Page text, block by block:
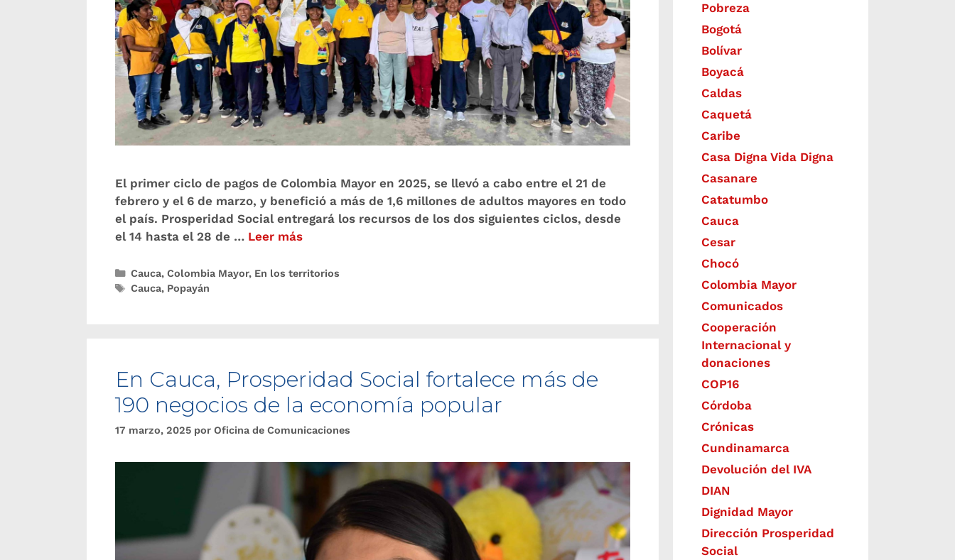
El primer ciclo de pagos de Colombia Mayor en 2025, se llevó a cabo entre el 21 de
febrero y el 6 de marzo, y benefició a más de 1,6 millones de adultos mayores en todo
el país. Prosperidad Social entregará los recursos de los dos siguientes ciclos, desde
el 14 hasta el 28 de … Leer más
Cauca, Colombia Mayor, En los territorios
Cauca, Popayán
En Cauca, Prosperidad Social fortalece más de
190 negocios de la economía popular
17 marzo, 2025 por Oficina de Comunicaciones
Pobreza
Bogotá
Bolívar
Boyacá
Caldas
Caquetá
Caribe
Casa Digna Vida Digna
Casanare
Catatumbo
Cauca
Cesar
Chocó
Colombia Mayor
Comunicados
Cooperación
Internacional y
donaciones
COP16
Córdoba
Crónicas
Cundinamarca
Devolución del IVA
DIAN
Dignidad Mayor
Dirección Prosperidad
Social